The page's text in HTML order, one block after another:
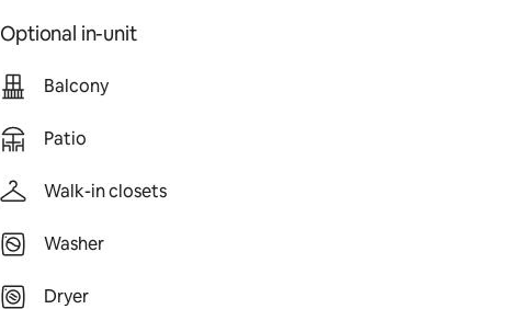
Optional in-unit
Balcony
Patio
Walk-in closets
Washer
Dryer